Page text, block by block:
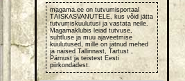
magama.ee on tutvumisportaal
TÄISKASVANUTELE, kus võid jätta
tutvumiskuulutusi ja vastata neile.
Magamaklubis leiad tutvuse,
suhtluse ja muu ajaveetmise
kuulutused, mille on jätnud mehed
ja naised Tallinnast, Tartust ,
Pärnust ja teistest Eesti
piirkondadest.